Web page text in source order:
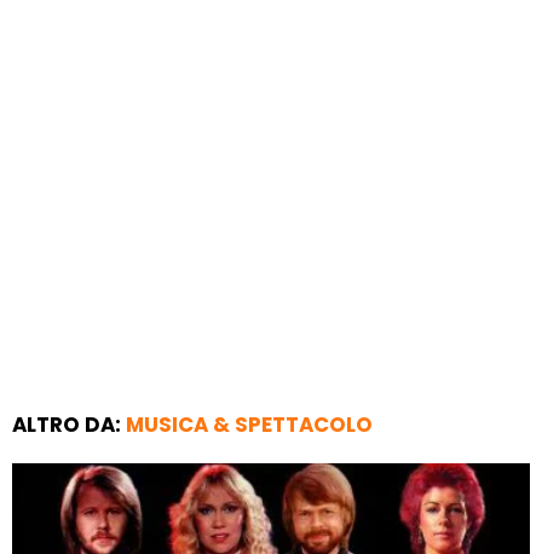
ALTRO DA: MUSICA & SPETTACOLO